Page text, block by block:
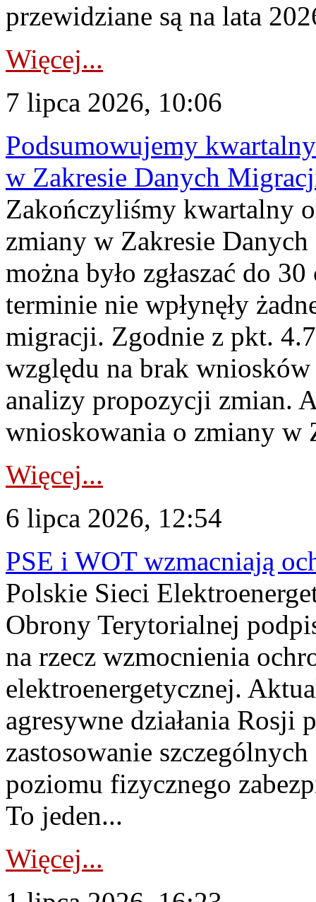
przewidziane są na lata
Więcej...
7 lipca 2026, 10:06
Podsumowujemy
w Zakresie Danych
Zakończyliśmy kwartalny
zmiany w Zakresie
można było zgłaszać do
terminie nie wpłynęły
migracji. Zgodnie z pkt.
względu na brak
analizy propozycji zmian.
wnioskowania o zmiany w
Więcej...
6 lipca 2026, 12:54
PSE i WOT wzmacniają
Polskie Sieci
Obrony Terytorialnej
na rzecz wzmocnienia
elektroenergetycznej.
agresywne działania Rosji
zastosowanie
poziomu fizycznego
To jeden...
Więcej...